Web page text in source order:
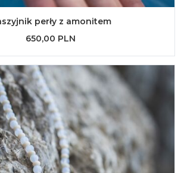
perły z amonitem
650,00 PLN